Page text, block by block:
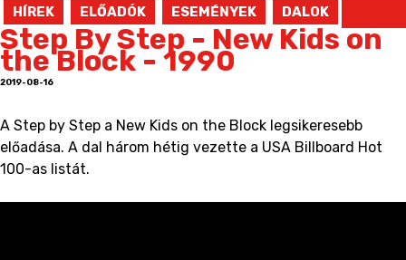
HÍREK ELŐADÓK ESEMÉNYEK DALOK
Step By Step - New Kids on
the Block - 1990
2019-08-16
A Step by Step a New Kids on the Block legsikeresebb
előadása. A dal három hétig vezette a USA Billboard Hot
100-as listát.